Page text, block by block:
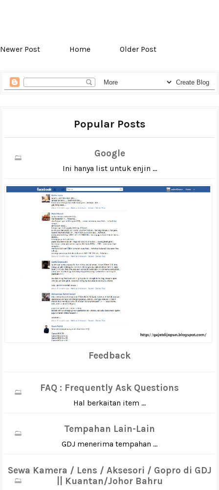
Newer Post Home Older Post
Popular Posts
Google
Ini hanya list untuk enjin ...
Feedback
FAQ : Frequently Ask Questions
Hal berkaitan item ...
Tempahan Lain-Lain
GDJ menerima tempahan ...
Sewa Kamera / Lens / Aksesori / Gopro di GDJ
|| Kuantan/Johor Bahru